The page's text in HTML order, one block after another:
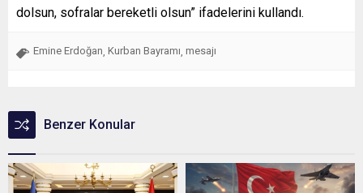
dolsun, sofralar bereketli olsun” ifadelerini kullandı.
Emine Erdoğan Kurban Bayramı mesajı
Benzer Konular